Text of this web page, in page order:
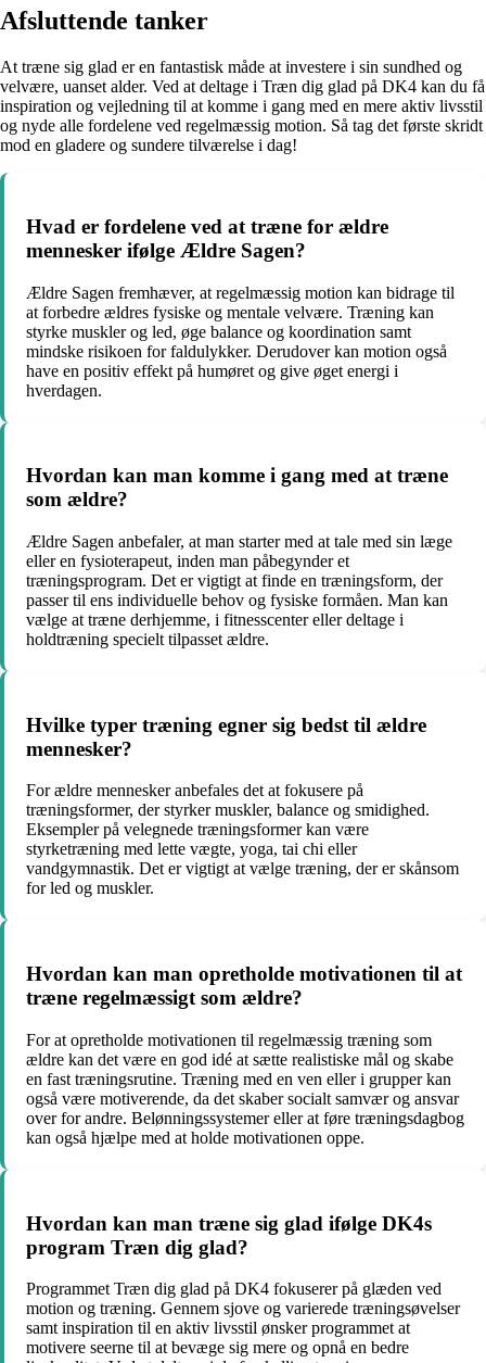
Afsluttende tanker
At træne sig glad er en fantastisk måde at investere i sin sundhed og
velvære, uanset alder. Ved at deltage i Træn dig glad på DK4 kan du få
inspiration og vejledning til at komme i gang med en mere aktiv livsstil
og nyde alle fordelene ved regelmæssig motion. Så tag det første skridt
mod en gladere og sundere tilværelse i dag!
Hvad er fordelene ved at træne for ældre
mennesker ifølge Ældre Sagen?
Ældre Sagen fremhæver, at regelmæssig motion kan bidrage til
at forbedre ældres fysiske og mentale velvære. Træning kan
styrke muskler og led, øge balance og koordination samt
mindske risikoen for faldulykker. Derudover kan motion også
have en positiv effekt på humøret og give øget energi i
hverdagen.
Hvordan kan man komme i gang med at træne
som ældre?
Ældre Sagen anbefaler, at man starter med at tale med sin læge
eller en fysioterapeut, inden man påbegynder et
træningsprogram. Det er vigtigt at finde en træningsform, der
passer til ens individuelle behov og fysiske formåen. Man kan
vælge at træne derhjemme, i fitnesscenter eller deltage i
holdtræning specielt tilpasset ældre.
Hvilke typer træning egner sig bedst til ældre
mennesker?
For ældre mennesker anbefales det at fokusere på
træningsformer, der styrker muskler, balance og smidighed.
Eksempler på velegnede træningsformer kan være
styrketræning med lette vægte, yoga, tai chi eller
vandgymnastik. Det er vigtigt at vælge træning, der er skånsom
for led og muskler.
Hvordan kan man opretholde motivationen til at
træne regelmæssigt som ældre?
For at opretholde motivationen til regelmæssig træning som
ældre kan det være en god idé at sætte realistiske mål og skabe
en fast træningsrutine. Træning med en ven eller i grupper kan
også være motiverende, da det skaber socialt samvær og ansvar
over for andre. Belønningssystemer eller at føre træningsdagbog
kan også hjælpe med at holde motivationen oppe.
Hvordan kan man træne sig glad ifølge DK4s
program Træn dig glad?
Programmet Træn dig glad på DK4 fokuserer på glæden ved
motion og træning. Gennem sjove og varierede træningsøvelser
samt inspiration til en aktiv livsstil ønsker programmet at
motivere seerne til at bevæge sig mere og opnå en bedre